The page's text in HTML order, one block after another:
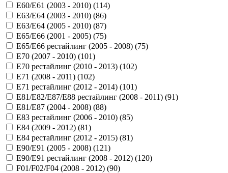
E60/E61 (2003 - 2010) (114)
E63/E64 (2003 - 2010) (86)
E63/E64 (2005 - 2010) (87)
E65/E66 (2001 - 2005) (75)
E65/E66 рестайлинг (2005 - 2008) (75)
E70 (2007 - 2010) (101)
E70 рестайлинг (2010 - 2013) (102)
E71 (2008 - 2011) (102)
E71 рестайлинг (2012 - 2014) (101)
E81/E82/E87/E88 рестайлинг (2008 - 2011) (91)
E81/E87 (2004 - 2008) (88)
E83 рестайлинг (2006 - 2010) (85)
E84 (2009 - 2012) (81)
E84 рестайлинг (2012 - 2015) (81)
E90/E91 (2005 - 2008) (121)
E90/E91 рестайлинг (2008 - 2012) (120)
F01/F02/F04 (2008 - 2012) (90)